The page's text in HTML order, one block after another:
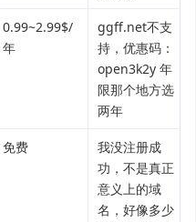
0.99~2.99$/
年
ggff.net不支
持，优惠码：
open3k2y 年
限那个地方选
两年
免费
我没注册成
功，不是真正
意义上的域
名，好像多少